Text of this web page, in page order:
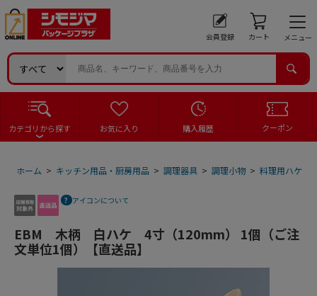
会員登録 カート メニュー
カテゴリから探す お気に入り 購入履歴 クーポン
ホーム > キッチン用品・厨房用品 > 調理器具 > 調理小物 > 料理用ハケ
アイコンについて
EBM 木柄 白ハケ 4寸（120mm） 1個（ご注
文単位1個）【直送品】